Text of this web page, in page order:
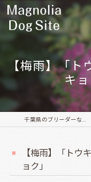
【梅雨】「
キ
千葉県のブリーダーならMagnolia Dog Site
【梅雨】「ト
ョク」